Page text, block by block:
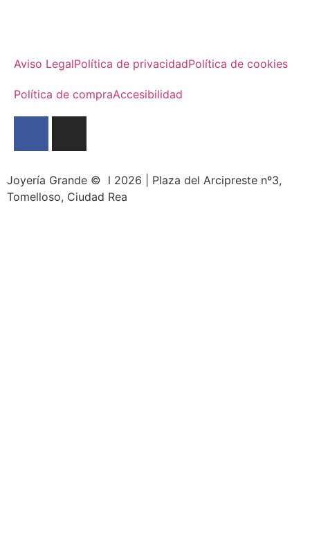
Aviso LegalPolítica de privacidadPolítica de cookies
Política de compraAccesibilidad
Joyería Grande © l 2026 | Plaza del Arcipreste nº3,
Tomelloso, Ciudad Rea